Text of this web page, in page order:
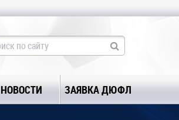
НОВОСТИ ЗАЯВКА ДЮФЛ